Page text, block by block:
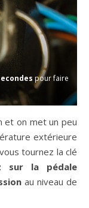
pour faire
et on met un peu
extérieure
tournez la clé
sur la pédale
au niveau de